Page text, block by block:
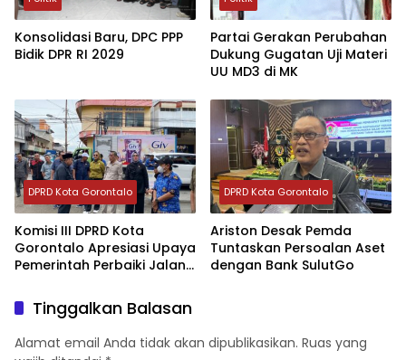
Konsolidasi Baru, DPC PPP
Bidik DPR RI 2029
Partai Gerakan Perubahan
Dukung Gugatan Uji Materi
UU MD3 di MK
DPRD Kota Gorontalo
Komisi III DPRD Kota
Gorontalo Apresiasi Upaya
Pemerintah Perbaiki Jalan
DPRD Kota Gorontalo
Ariston Desak Pemda
Tuntaskan Persoalan Aset
dengan Bank SulutGo
Tinggalkan Balasan
Alamat email Anda tidak akan dipublikasikan. Ruas yang